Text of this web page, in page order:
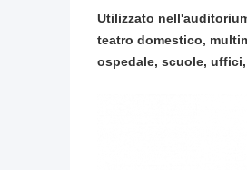
Utilizzato
teatro domestico,
ospedale, scuole,